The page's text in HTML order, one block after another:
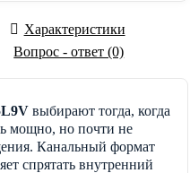
Характеристики
Вопрос - ответ (0)
выбирают тогда, когда
мощно, но почти не
Канальный формат
спрятать внутренний